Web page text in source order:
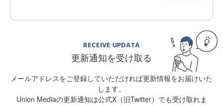
RECEIVE UPDATA
更新通知を受け取る
メールアドレスをご登録していただければ更新情報をお届けいた
します。
Union Mediaの更新通知は公式X（旧Twitter）でも受け取れま